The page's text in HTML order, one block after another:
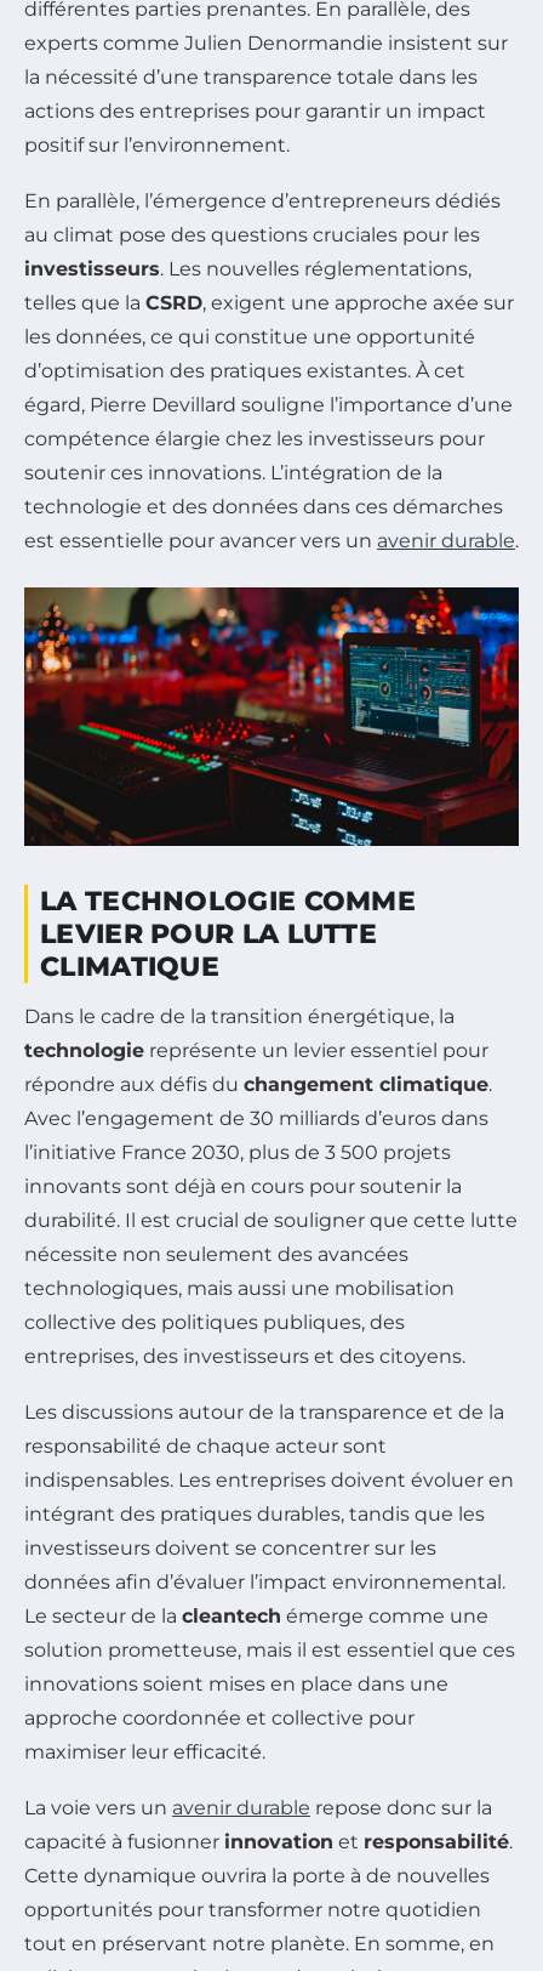
différentes parties prenantes. En parallèle, des
experts comme Julien Denormandie insistent sur
la nécessité d’une transparence totale dans les
actions des entreprises pour garantir un impact
positif sur l’environnement.
En parallèle, l’émergence d’entrepreneurs dédiés
au climat pose des questions cruciales pour les
investisseurs. Les nouvelles réglementations,
telles que la CSRD, exigent une approche axée sur
les données, ce qui constitue une opportunité
d’optimisation des pratiques existantes. À cet
égard, Pierre Devillard souligne l’importance d’une
compétence élargie chez les investisseurs pour
soutenir ces innovations. L’intégration de la
technologie et des données dans ces démarches
est essentielle pour avancer vers un avenir durable.
LA TECHNOLOGIE COMME
LEVIER POUR LA LUTTE
CLIMATIQUE
Dans le cadre de la transition énergétique, la
technologie représente un levier essentiel pour
répondre aux défis du changement climatique.
Avec l’engagement de 30 milliards d’euros dans
l’initiative France 2030, plus de 3 500 projets
innovants sont déjà en cours pour soutenir la
durabilité. Il est crucial de souligner que cette lutte
nécessite non seulement des avancées
technologiques, mais aussi une mobilisation
collective des politiques publiques, des
entreprises, des investisseurs et des citoyens.
Les discussions autour de la transparence et de la
responsabilité de chaque acteur sont
indispensables. Les entreprises doivent évoluer en
intégrant des pratiques durables, tandis que les
investisseurs doivent se concentrer sur les
données afin d’évaluer l’impact environnemental.
Le secteur de la cleantech émerge comme une
solution prometteuse, mais il est essentiel que ces
innovations soient mises en place dans une
approche coordonnée et collective pour
maximiser leur efficacité.
La voie vers un avenir durable repose donc sur la
capacité à fusionner innovation et responsabilité.
Cette dynamique ouvrira la porte à de nouvelles
opportunités pour transformer notre quotidien
tout en préservant notre planète. En somme, en